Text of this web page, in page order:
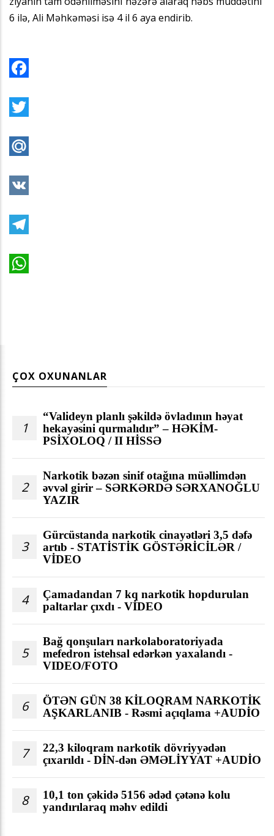
6 ilə, Ali Məhkəməsi isə 4 il 6 aya endirib.
ÇOX OXUNANLAR
1
“Valideyn planlı şəkildə övladının həyat
hekayəsini qurmalıdır” – HƏKİM-
PSİXOLOQ / II HİSSƏ
2
Narkotik bəzən sinif otağına müəllimdən
əvvəl girir – SƏRKƏRDƏ SƏRXANOĞLU
YAZIR
3
Gürcüstanda narkotik cinayətləri 3,5 dəfə
artıb - STATİSTİK GÖSTƏRİCİLƏR /
VİDEO
4
Çamadandan 7 kq narkotik hopdurulan
paltarlar çıxdı - VİDEO
5
Bağ qonşuları narkolaboratoriyada
mefedron istehsal edərkən yaxalandı -
VIDEO/FOTO
6
ÖTƏN GÜN 38 KİLOQRAM NARKOTİK
AŞKARLANIB - Rəsmi açıqlama +AUDİO
7
22,3 kiloqram narkotik dövriyyədən
çıxarıldı - DİN-dən ƏMƏLİYYAT +AUDİO
8
10,1 ton çəkidə 5156 ədəd çətənə kolu
yandırılaraq məhv edildi